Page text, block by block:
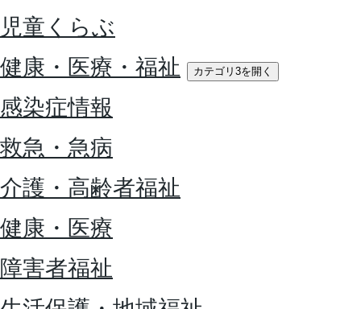
児童くらぶ
健康・医療・福祉
カテゴリ3を開く
感染症情報
救急・急病
介護・高齢者福祉
健康・医療
障害者福祉